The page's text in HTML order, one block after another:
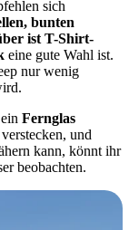
sich
bunten
ist T-Shirt-
eine gute Wahl ist.
nur wenig
Fernglas
und
kann, könnt ihr
beobachten.